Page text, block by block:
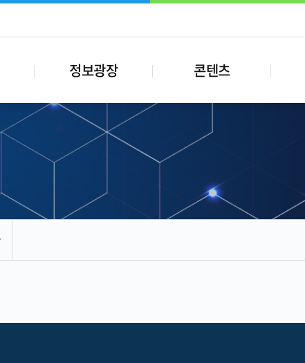
정보광장 콘텐츠